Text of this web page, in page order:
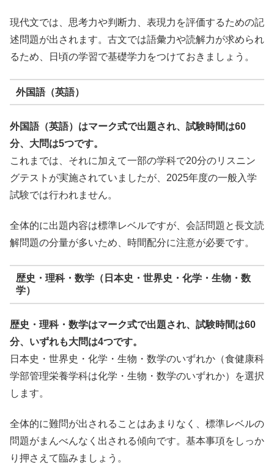
現代文では、思考力や判断力、表現力を評価するための記
述問題が出されます。古文では語彙力や読解力が求められ
るため、日頃の学習で基礎学力をつけておきましょう。
外国語（英語）
外国語（英語）はマーク式で出題され、試験時間は60
分、大問は5つです。
これまでは、それに加えて一部の学科で20分のリスニン
グテストが実施されていましたが、2025年度の一般入学
試験では行われません。
全体的に出題内容は標準レベルですが、会話問題と長文読
解問題の分量が多いため、時間配分に注意が必要です。
歴史・理科・数学（日本史・世界史・化学・生物・数
学）
歴史・理科・数学はマーク式で出題され、試験時間は60
分、いずれも大問は4つです。
日本史・世界史・化学・生物・数学のいずれか（食健康科
学部管理栄養学科は化学・生物・数学のいずれか）を選択
します。
全体的に難問が出されることはあまりなく、標準レベルの
問題がまんべんなく出される傾向です。基本事項をしっか
り押さえて臨みましょう。